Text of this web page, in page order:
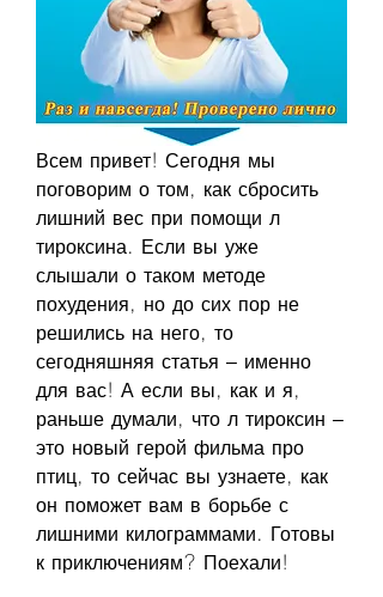
Всем привет! Сегодня мы
поговорим о том, как сбросить
лишний вес при помощи л
тироксина. Если вы уже
слышали о таком методе
похудения, но до сих пор не
решились на него, то
сегодняшняя статья – именно
для вас! А если вы, как и я,
раньше думали, что л тироксин –
это новый герой фильма про
птиц, то сейчас вы узнаете, как
он поможет вам в борьбе с
лишними килограммами. Готовы
к приключениям? Поехали!